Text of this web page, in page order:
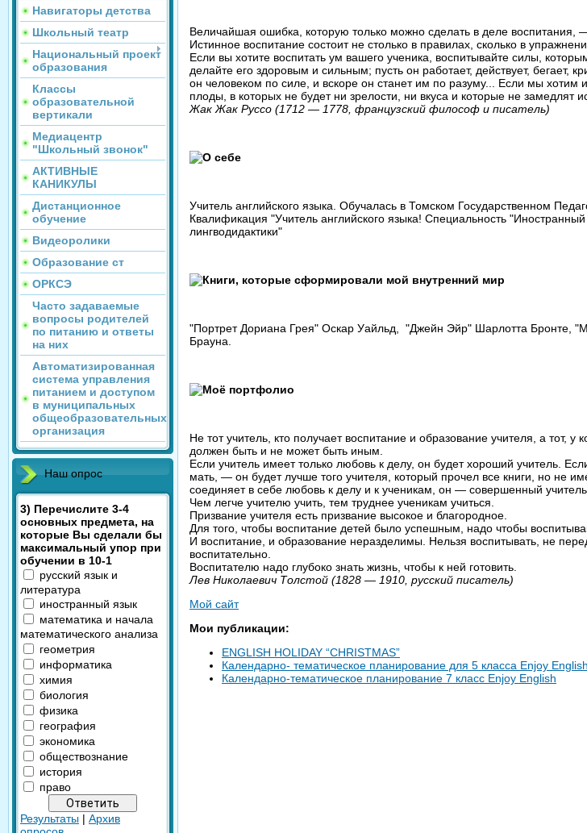
Навигаторы детства
Школьный театр
Национальный проект
образования
Классы
образовательной
вертикали
Медиацентр
"Школьный звонок"
АКТИВНЫЕ
КАНИКУЛЫ
Дистанционное
обучение
Видеоролики
Образование ст
ОРКСЭ
Часто задаваемые
вопросы родителей
по питанию и ответы
на них
Автоматизированная
система управления
питанием и доступом
в муниципальных
общеобразовательных
организация
Наш опрос
3) Перечислите 3-4
основных предмета, на
которые Вы сделали бы
максимальный упор при
обучении в 10-1
русский язык и
литература
иностранный язык
математика и начала
математического анализа
геометрия
информатика
химия
биология
физика
география
экономика
обществознание
история
право
Результаты | Архив
Величайшая ошибка, которую только можно сделать в деле воспитания, —
Истинное воспитание состоит не столько в правилах, сколько в
Если вы хотите воспитать ум вашего ученика, воспитывайте силы,
делайте его здоровым и сильным; пусть он работает, действует, бегает,
он человеком по силе, и вскоре он станет им по разуму... Если мы хотим
плоды, в которых не будет ни зрелости, ни вкуса и которые не замедлят
Жак Жак Руссо (1712 — 1778, французский философ и писатель)
О себе
Учитель английского языка. Обучалась в Томском Государственном
Квалификация "Учитель английского языка! Специальность
лингводидактики"
Книги, которые сформировали мой внутренний мир
"Портрет Дориана Грея" Оскар Уайльд, "Джейн Эйр" Шарлотта Бронте,
Брауна.
Моё портфолио
Не тот учитель, кто получает воспитание и образование учителя, а тот, у
должен быть и не может быть иным.
Если учитель имеет только любовь к делу, он будет хороший учитель.
мать, — он будет лучше того учителя, который прочел все книги, но не
соединяет в себе любовь к делу и к ученикам, он — совершенный учитель.
Чем легче учителю учить, тем труднее ученикам учиться.
Призвание учителя есть призвание высокое и благородное.
Для того, чтобы воспитание детей было успешным, надо чтобы
И воспитание, и образование неразделимы. Нельзя воспитывать, не
воспитательно.
Воспитателю надо глубоко знать жизнь, чтобы к ней готовить.
Лев Николаевич Толстой (1828 — 1910, русский писатель)
Мой сайт
Мои публикации:
ENGLISH HOLIDAY “CHRISTMAS”
Календарно- тематическое планирование для 5 класса Enjoy English
Календарно-тематическое планирование 7 класс Enjoy English